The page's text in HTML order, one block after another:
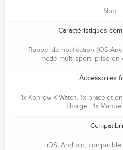
Non
Caractéristiques
Rappel de notification (IOS
mode multi sport, prise en
Accessoires
1x Konrow K-Watch, 1x bracelet
charge , 1x
iOS, Android,